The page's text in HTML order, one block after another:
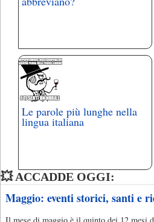
Le parole più lunghe nella
lingua italiana
💥 ACCADDE OGGI:
Maggio: eventi storici, santi e